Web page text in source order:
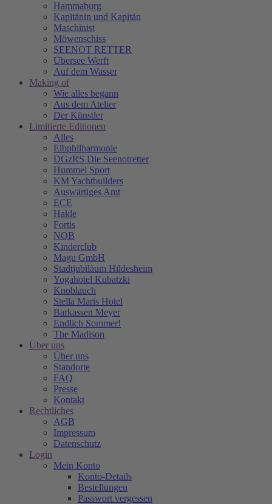
Hammaburg
Kapitänin und Kapitän
Maschinist
Möwenschiss
SEENOT RETTER
Übersee Werft
Auf dem Wasser
Making of
Wie alles begann
Aus dem Atelier
Der Künstler
Limitierte Editionen
Alles
Elbphilharmonie
DGzRS Die Seenotretter
Hummel Sport
KM Yachtbuilders
Auswärtiges Amt
ECE
Hakle
Fortis
NOB
Kinderclub
Magu GmbH
Stadtjubiläum Hildesheim
Yogahotel Kubatzki
Knoblauch
Stella Maris Hotel
Barkassen Meyer
Endlich Sommer!
The Madison
Über uns
Über uns
Standorte
FAQ
Presse
Kontakt
Rechtliches
AGB
Impressum
Datenschutz
Login
Mein Konto
Konto-Details
Bestellungen
Passwort vergessen